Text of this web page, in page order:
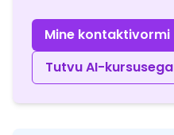
Mine kontaktivormi
Tutvu AI-kursusega